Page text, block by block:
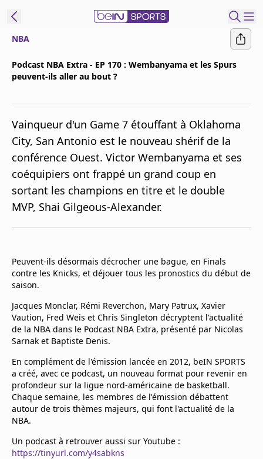
Replays
Podcasts
En Direct
Gérer les
notifications
Contactez nous
Grille TV
CGU
Mentions légales
Cookies
Protection des données
Paramétrer mon consentement
NBA
Podcast NBA Extra - EP 170 : Wembanyama et les Spurs
peuvent-ils aller au bout ?
Vainqueur d'un Game 7 étouffant à Oklahoma
City, San Antonio est le nouveau shérif de la
conférence Ouest. Victor Wembanyama et ses
coéquipiers ont frappé un grand coup en
sortant les champions en titre et le double
MVP, Shai Gilgeous-Alexander.
Peuvent-ils désormais décrocher une bague, en Finals
contre les Knicks, et déjouer tous les pronostics du début de
saison.
Jacques Monclar, Rémi Reverchon, Mary Patrux, Xavier
Vaution, Fred Weis et Chris Singleton décryptent l'actualité
de la NBA dans le Podcast NBA Extra, présenté par Nicolas
Sarnak et Baptiste Denis.
En complément de l'émission lancée en 2012, beIN SPORTS
a créé, avec ce podcast, un nouveau format pour revenir en
profondeur sur la ligue nord-américaine de basketball.
Chaque semaine, les membres de l'émission débattent
autour de trois thèmes majeurs, qui font l'actualité de la
NBA.
Un podcast à retrouver aussi sur Youtube :
https://tinyurl.com/y4sabkns